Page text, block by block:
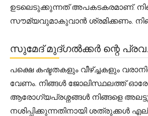
ഉടലെടുക്കുന്നത് അപകടകരമാണ്.
സൗമ്യവുമാകുവാൻ ശ്രമിക്കണം.
സുമേദ് മുദ്ഗൽക്കർ ന്റെ
പക്ഷെ കഷ്ടതകളും വീഴ്ച്ചകളും
വേണം. നിങ്ങൾ ജോലിസ്ഥലത്ത് ഓരോ
ആരോഗ്യപ്രശ്നങ്ങൾ നിങ്ങളെ
നശിപ്പിക്കുന്നതിനായി ശത്രുക്കൾ